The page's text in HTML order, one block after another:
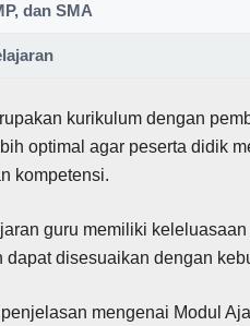
dan SMA
kurikulum dengan
optimal agar peserta didik
kompetensi.
guru memiliki
disesuaikan dengan
mengenai Modul